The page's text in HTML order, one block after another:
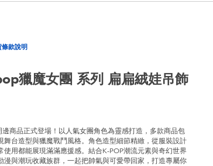
條款說明
獵魔女團 系列 扁扁絨娃吊飾
商品正式登場！以人氣女團角色為靈感打造，多款商品包
台造型與獵魔戰鬥風格。角色造型細節精緻，從服裝設計
用都能展現滿滿應援感。結合K-POP潮流元素與奇幻世界
與潮玩收藏族群，一起把帥氣與可愛帶回家，打造專屬你